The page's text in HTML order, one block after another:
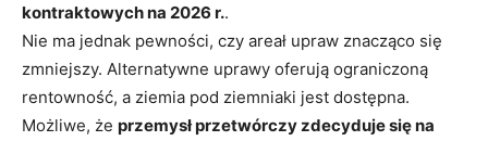
kontraktowych na 2026 r..
Nie ma jednak pewności, czy areał upraw znacząco się
zmniejszy. Alternatywne uprawy oferują ograniczoną
rentowność, a ziemia pod ziemniaki jest dostępna.
Możliwe, że przemysł przetwórczy zdecyduje się na